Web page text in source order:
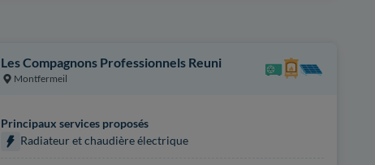
Les Compagnons Professionnels Reuni
Montfermeil
Principaux services proposés
Radiateur et chaudière électrique